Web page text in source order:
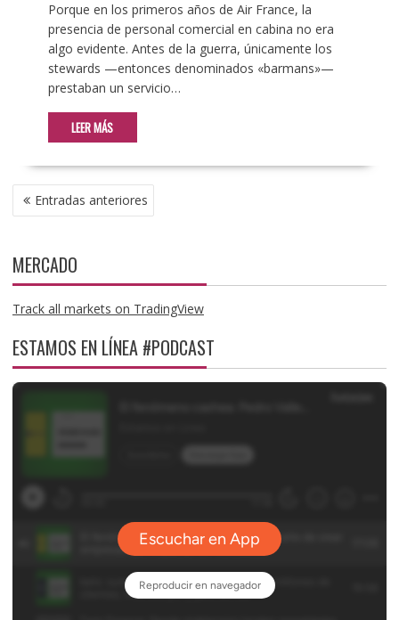
Porque en los primeros años de Air France, la
presencia de personal comercial en cabina no era
algo evidente. Antes de la guerra, únicamente los
stewards —entonces denominados «barmans»—
prestaban un servicio…
LEER MÁS
NAVEGACIÓN
DE Entradas anteriores
MERCADO
Track all markets on TradingView
ESTAMOS EN LÍNEA #PODCAST